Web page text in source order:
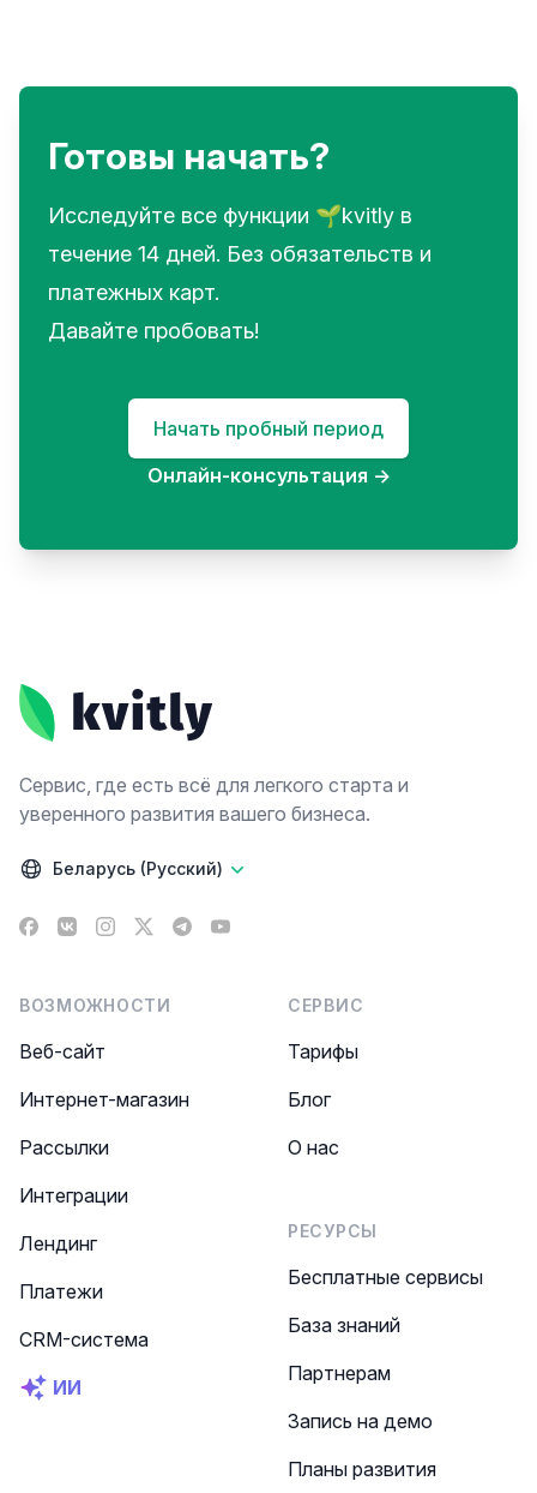
Готовы начать?
Исследуйте все функции 🌱kvitly в
течение 14 дней. Без обязательств и
платежных карт.
Давайте пробовать!
Начать пробный период
Онлайн-консультация →
Сервис, где есть всё для легкого старта и
уверенного развития вашего бизнеса.
Беларусь (Русский)
Facebook
VK Instagram
X TelegramYouTube
ВОЗМОЖНОСТИ
Веб-сайт
Интернет-магазин
Рассылки
Интеграции
Лендинг
Платежи
CRM-система
ИИ
СЕРВИС
Тарифы
Блог
О нас
РЕСУРСЫ
Бесплатные сервисы
База знаний
Партнерам
Запись на демо
Планы развития